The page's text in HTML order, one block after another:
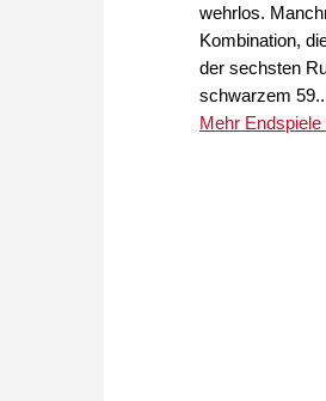
wehrlos.
Kombination,
der sechsten
schwarzem
Mehr